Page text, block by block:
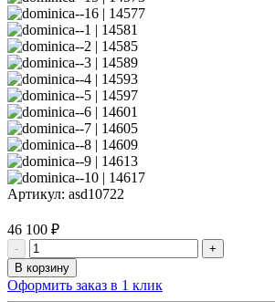
Артикул: asd10722
46 100 ₽
-
+
В корзину
Оформить заказ в 1 клик